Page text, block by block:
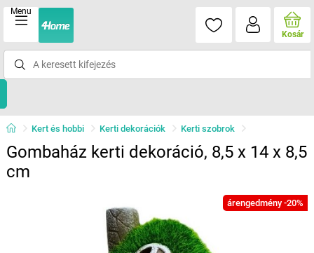
Menu
Kosár
Kert és hobbi Kerti dekorációk Kerti szobrok
Gombaház kerti dekoráció, 8,5 x 14 x 8,5
cm
árengedmény -20%